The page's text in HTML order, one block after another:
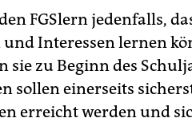
FGSlern jedenfalls,
Interessen lernen
sie zu Beginn des
sollen einerseits
erreicht werden und